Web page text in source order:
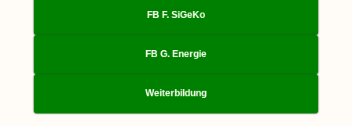
FB F. SiGeKo
FB G. Energie
Weiterbildung